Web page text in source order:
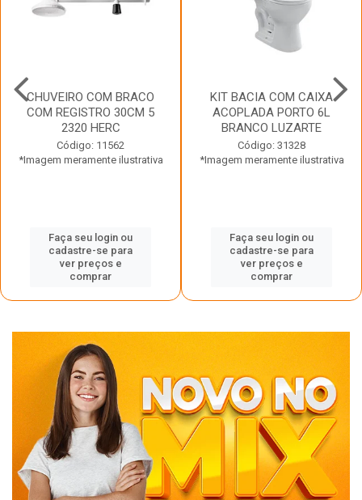
CHUVEIRO COM BRACO
COM REGISTRO 30CM 5
2320 HERC
Código: 11562
*Imagem meramente ilustrativa
Faça seu login ou
cadastre-se para
ver preços e
comprar
KIT BACIA COM CAIXA
ACOPLADA PORTO 6L
BRANCO LUZARTE
Código: 31328
*Imagem meramente ilustrativa
Faça seu login ou
cadastre-se para
ver preços e
comprar